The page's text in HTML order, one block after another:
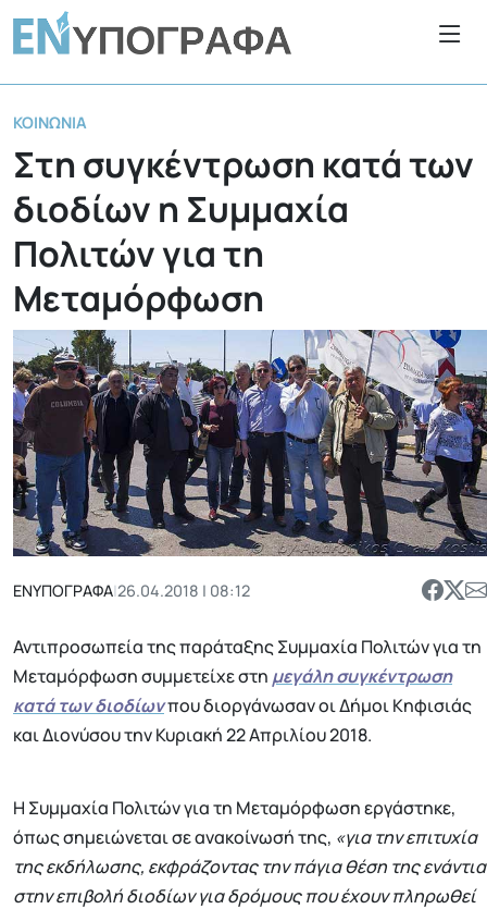
ΚΟΙΝΩΝΊΑ
Στη συγκέντρωση κατά των
διοδίων η Συμμαχία
Πολιτών για τη
Μεταμόρφωση
ΕΝΥΠΟΓΡΑΦΑ|26.04.2018 | 08:12
Αντιπροσωπεία της παράταξης Συμμαχία Πολιτών για τη
Μεταμόρφωση συμμετείχε στη μεγάλη συγκέντρωση
κατά των διοδίωνπου διοργάνωσαν οι Δήμοι Κηφισιάς
και Διονύσου την Κυριακή 22 Απριλίου 2018.
Η Συμμαχία Πολιτών για τη Μεταμόρφωση εργάστηκε,
όπως σημειώνεται σε ανακοίνωσή της, «για την επιτυχία
της εκδήλωσης, εκφράζοντας την πάγια θέση της ενάντια
στην επιβολή διοδίων για δρόμους που έχουν πληρωθεί